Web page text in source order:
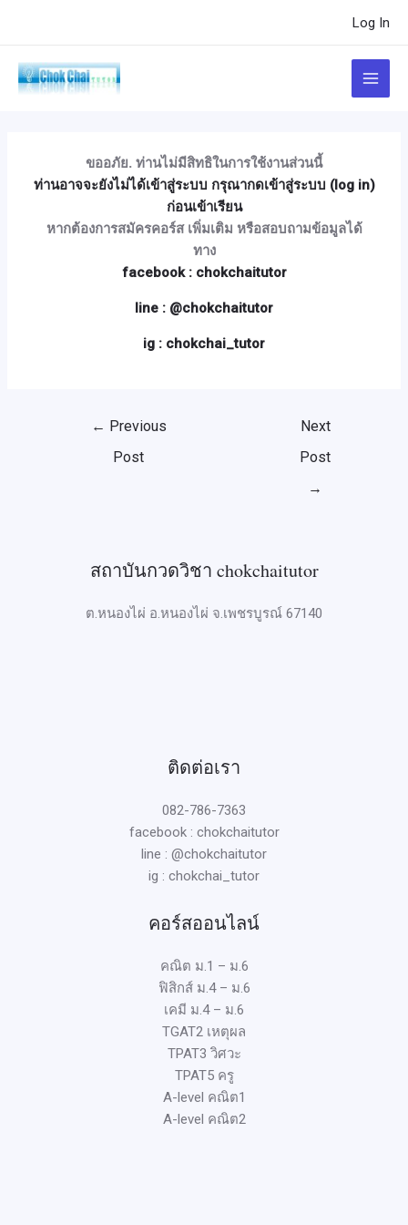
Log In
Main
Menu
ขออภัย. ท่านไม่มีสิทธิในการใช้งานส่วนนี้
ท่านอาจจะยังไม่ได้เข้าสู่ระบบ กรุณากดเข้าสู่ระบบ (log in)
ก่อนเข้าเรียน
หากต้องการสมัครคอร์ส เพิ่มเติม หรือสอบถามข้อมูลได้
ทาง
facebook : chokchaitutor
line : @chokchaitutor
ig : chokchai_tutor
← Previous
Post
Next
Post
→
สถาบันกวดวิชา chokchaitutor
ต.หนองไผ่ อ.หนองไผ่ จ.เพชรบูรณ์ 67140
ติดต่อเรา
082-786-7363
facebook : chokchaitutor
line : @chokchaitutor
ig : chokchai_tutor
คอร์สออนไลน์
คณิต ม.1 – ม.6
ฟิสิกส์ ม.4 – ม.6
เคมี ม.4 – ม.6
TGAT2 เหตุผล
TPAT3 วิศวะ
TPAT5 ครู
A-level คณิต1
A-level คณิต2